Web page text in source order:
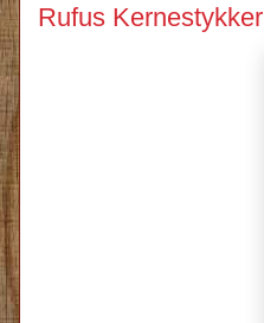
Rufus Kernestykker